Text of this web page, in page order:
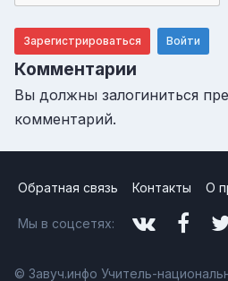
Зарегистрироваться Войти
Комментарии
Вы должны залогиниться
комментарий.
Обратная связь Контакты О
Мы в соцсетях:
© Завуч.инфо Учитель-